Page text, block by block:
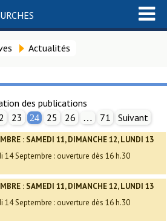
Actualités
des publications
23 24 25 26 … 71 Suivant
: SAMEDI 11, DIMANCHE 12, LUNDI 13
14 Septembre : ouverture dès 16 h.30
: SAMEDI 11, DIMANCHE 12, LUNDI 13
14 Septembre : ouverture dès 16 h.30